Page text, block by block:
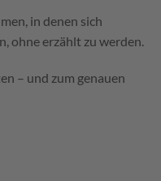
in denen sich
ohne erzählt zu werden.
– und zum genauen